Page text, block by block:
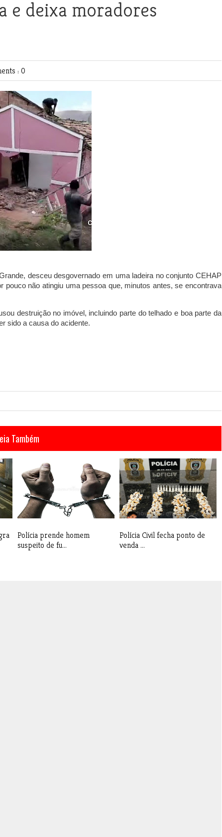
e deixa moradores
: 0
desceu desgovernadoem uma ladeira no conjunto CEHAP
pouco não atingiu uma pessoa que, minutos antes, se encontrava
destruição no imóvel, incluindo parte do telhado e boa parte da
sido a causa do acidente.
Também
Polícia prende homem
suspeito de fu...
Polícia Civil fecha ponto de
venda ...